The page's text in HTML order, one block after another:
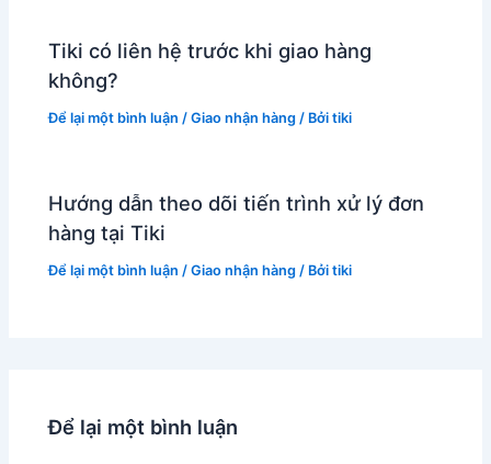
Tiki có liên hệ trước khi giao hàng
không?
Để lại một bình luận /Giao nhận hàng / Bởitiki
Hướng dẫn theo dõi tiến trình xử lý đơn
hàng tại Tiki
Để lại một bình luận /Giao nhận hàng / Bởitiki
Để lại một bình luận